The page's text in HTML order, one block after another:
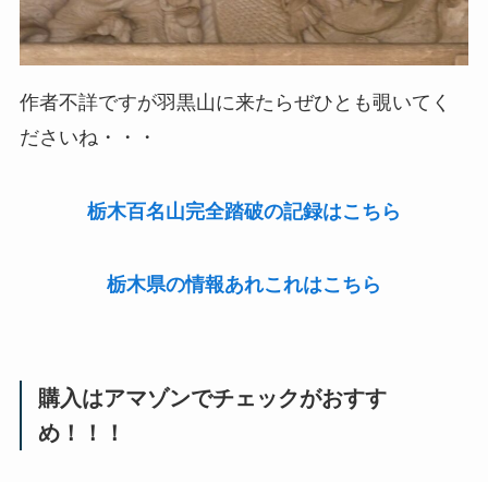
作者不詳ですが羽黒山に来たらぜひとも覗いてく
ださいね・・・
栃木百名山完全踏破の記録はこちら
栃木県の情報あれこれはこちら
購入はアマゾンでチェックがおすす
め！！！